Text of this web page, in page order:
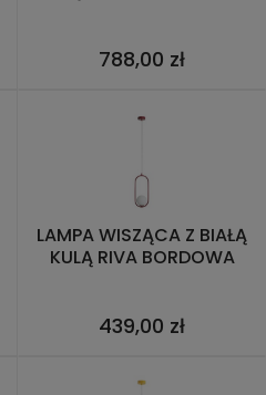
788,00 zł
LAMPA WISZĄCA Z BIAŁĄ
KULĄ RIVA BORDOWA
439,00 zł